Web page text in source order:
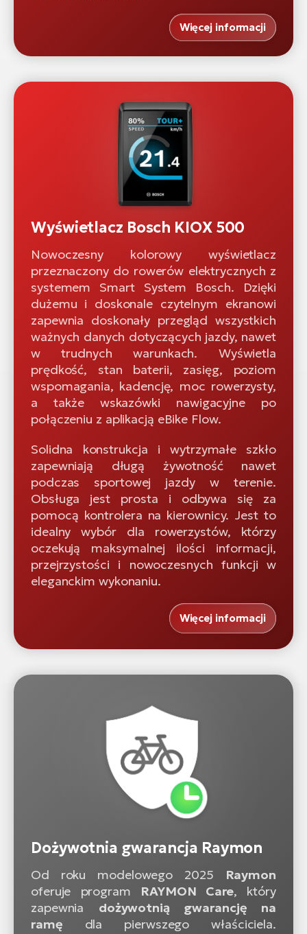
Więcej informacji
Wyświetlacz Bosch KIOX 500
Nowoczesny kolorowy wyświetlacz
przeznaczony do rowerów elektrycznych z
systemem Smart System Bosch. Dzięki
dużemu i doskonale czytelnym ekranowi
zapewnia doskonały przegląd wszystkich
ważnych danych dotyczących jazdy, nawet
w trudnych warunkach. Wyświetla
prędkość, stan baterii, zasięg, poziom
wspomagania, kadencję, moc rowerzysty,
a także wskazówki nawigacyjne po
połączeniu z aplikacją eBike Flow.
Solidna konstrukcja i wytrzymałe szkło
zapewniają długą żywotność nawet
podczas sportowej jazdy w terenie.
Obsługa jest prosta i odbywa się za
pomocą kontrolera na kierownicy. Jest to
idealny wybór dla rowerzystów, którzy
oczekują maksymalnej ilości informacji,
przejrzystości i nowoczesnych funkcji w
eleganckim wykonaniu.
Więcej informacji
Dożywotnia gwarancja Raymon
Od roku modelowego 2025
Raymon
oferuje program RAYMON Care, który
zapewnia dożywotnią gwarancję na
ramę dla pierwszego właściciela.